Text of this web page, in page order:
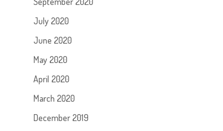
July 2020
June 2020
May 2020
April 2020
March 2020
December 2019